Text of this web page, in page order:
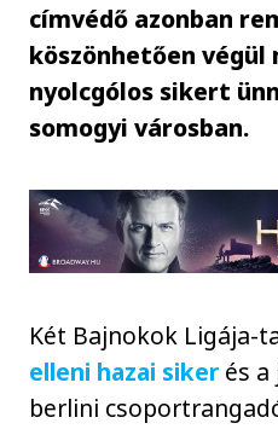
címvédő azonban
köszönhetően végül
nyolcgólos sikert
somogyi városban.
Két Bajnokok Ligája-
elleni hazai siker és
berlini